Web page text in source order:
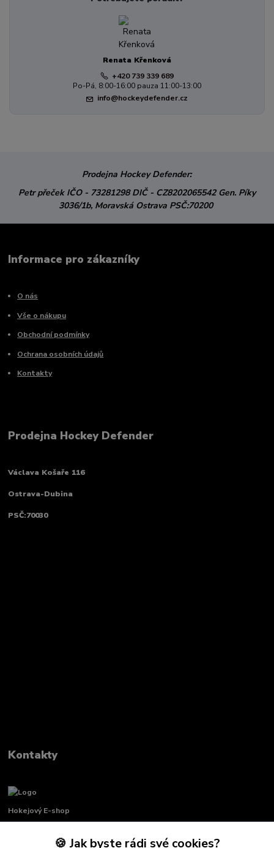
Renata Křenková
+420 739 339 689
Po-Pá, 8:00-16:00 pauza 11:00-13:00
info@hockeydefender.cz
Prodejna Hockey Defender:
Petr přeček IČO - 73281298DIČ - CZ8202065542 Gen. Píky
3036/1b, Moravská Ostrava PSČ:70200
Informace pro zákazníky
O nás
Vše o nákupu
Obchodní podmínky
Ochrana osobních údajů
Kontakty
Prodejna Hockey Defender
Václava Košaře 116
Ostrava-Dubina
PSČ:70030
Kontakty
Hokejový E-shop
Renata Křenková
🍪 Jak byste rádi své cookies?